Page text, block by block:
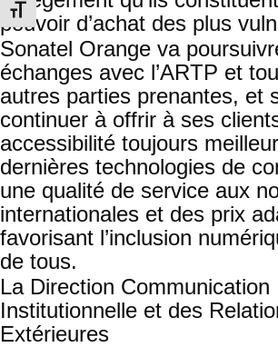
Toggle Font size
pouvoir d’achat des plus
Sonatel Orange va
échanges avec l’ARTP et
autres parties prenantes, et
continuer à offrir à ses
accessibilité toujours
dernières technologies de
une qualité de service aux
internationales et des prix
favorisant l’inclusion
de tous.
La Direction Communication
Institutionnelle et des
Extérieures